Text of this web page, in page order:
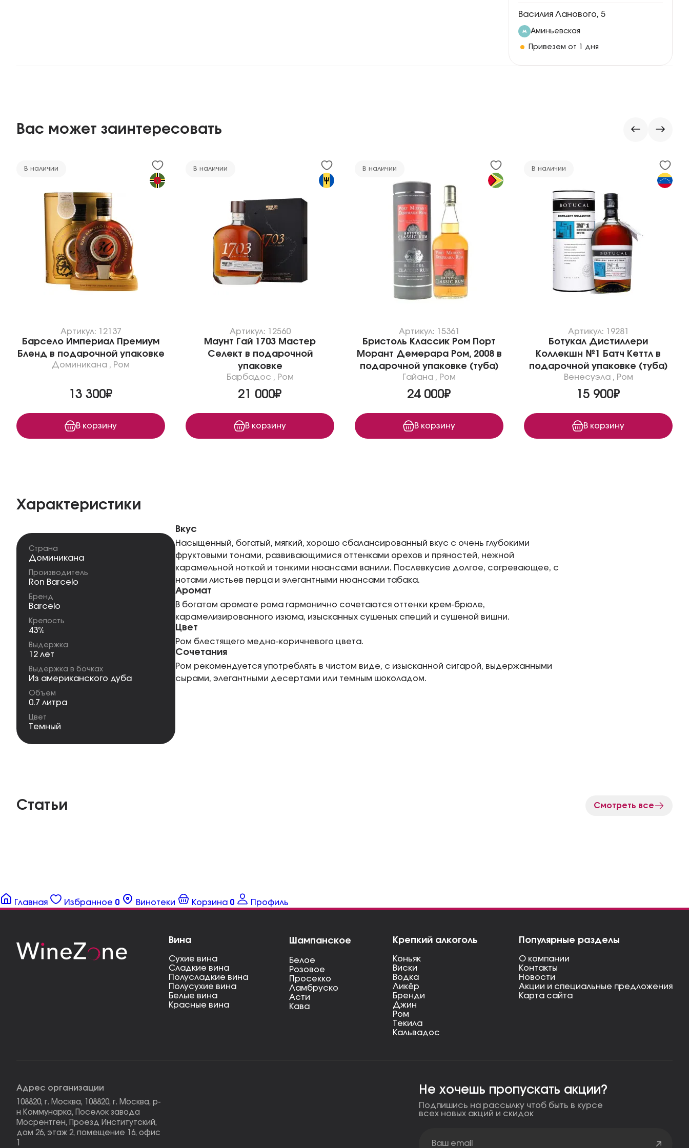
Василия Ланового, 5
Аминьевская
Привезем от 1 дня
Вас может заинтересовать
В наличии
Артикул: 12137
Барсело Империал Премиум
Бленд в подарочной упаковке
Доминикана , Ром
13 300₽
В корзину
В наличии
Артикул: 12560
Маунт Гай 1703 Мастер
Селект в подарочной
упаковке
Барбадос , Ром
21 000₽
В корзину
В наличии
Артикул: 15361
Бристоль Классик Ром Порт
Морант Демерара Ром, 2008 в
подарочной упаковке (туба)
Гайана , Ром
24 000₽
В корзину
В наличии
Артикул: 19281
Ботукал Дистиллери
Коллекшн №1 Батч Кеттл в
подарочной упаковке (туба)
Венесуэла, Ром
15 900₽
В корзину
Характеристики
Страна
Доминикана
Производитель
Ron Barcelo
Бренд
Barcelo
Крепость
43%
Выдержка
12 лет
Выдержка в бочках
Из американского дуба
Объем
0.7 литра
Цвет
Темный
Вкус
Насыщенный, богатый, мягкий, хорошо сбалансированный вкус с очень глубокими
фруктовыми тонами, развивающимися оттенками орехов и пряностей, нежной
карамельной ноткой и тонкими нюансами ванили. Послевкусие долгое, согревающее, с
нотами листьев перца и элегантными нюансами табака.
Аромат
В богатом аромате рома гармонично сочетаются оттенки крем-брюле,
карамелизированного изюма, изысканных сушеных специй и сушеной вишни.
Цвет
Ром блестящего медно-коричневого цвета.
Сочетания
Ром рекомендуется употреблять в чистом виде, с изысканной сигарой, выдержанными
сырами, элегантными десертами или темным шоколадом.
Статьи Смотреть все
Главная Избранное 0 Винотеки Корзина 0 Профиль
Вина
Сухие вина
Сладкие вина
Полусладкие вина
Полусухие вина
Белые вина
Красные вина
Шампанское
Белое
Розовое
Просекко
Ламбруско
Асти
Кава
Крепкий алкоголь
Коньяк
Виски
Водка
Ликёр
Бренди
Джин
Ром
Текила
Кальвадос
Популярные разделы
О компании
Контакты
Новости
Акции и специальные предложения
Карта сайта
Адрес организации
108820, г. Москва, 108820, г. Москва, р-
н Коммунарка, Поселок завода
Мосрентген, Проезд Институтский,
дом 26, этаж 2, помещение 16, офис
Не хочешь пропускать акции?
Подпишись на рассылку чтоб быть в курсе
всех новых акций и скидок